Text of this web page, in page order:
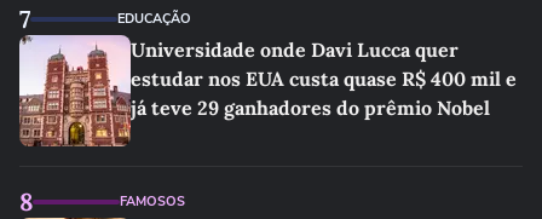
7 EDUCAÇÃO
Universidade onde Davi Lucca quer
estudar nos EUA custa quase R$ 400 mil e
já teve 29 ganhadores do prêmio Nobel
8 FAMOSOS